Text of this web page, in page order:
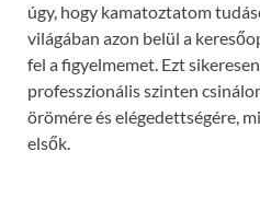
úgy, hogy kamatoztatom
világában azon belül a
fel a figyelmemet. Ezt
professzionális szinten
örömére és elégedettségére,
elsők.